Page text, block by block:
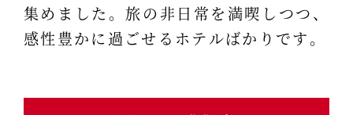
集めました。旅の非日常を満喫しつつ、
感性豊かに過ごせるホテルばかりです。